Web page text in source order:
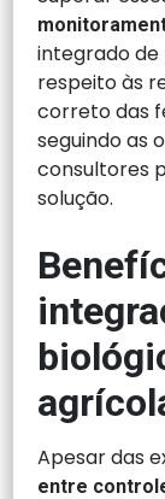
integrado de
respeito às
correto das
seguindo as
consultores
solução.
Apesar das
entre